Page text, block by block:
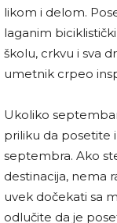
likom i delom.
laganim
školu, crkvu i sva
umetnik crpeo
Ukoliko
priliku da posetite
septembra. Ako
destinacija, nema
uvek dočekati sa
odlučite da je